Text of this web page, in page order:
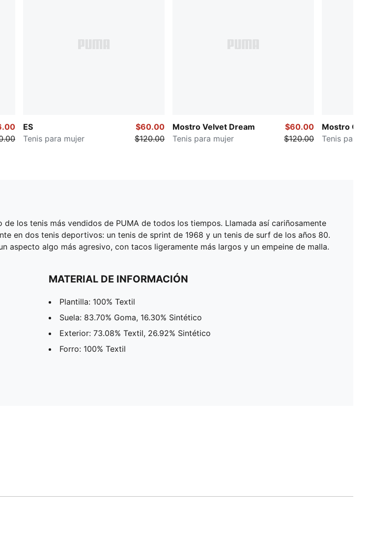
ES
Tenis para mujer
$60.00
$120.00
Mostro Velvet Dream
Tenis para mujer
$60.00
$120.00
Mostro
Tenis para
los tenis más vendidos de PUMA de todos los tiempos. Llamada así cariñosamente
en dos tenis deportivos: un tenis de sprint de 1968 y un tenis de surf de los años 80.
aspecto algo más agresivo, con tacos ligeramente más largos y un empeine de malla.
MATERIAL DE INFORMACIÓN
Plantilla: 100% Textil
Suela: 83.70% Goma, 16.30% Sintético
Exterior: 73.08% Textil, 26.92% Sintético
Forro: 100% Textil